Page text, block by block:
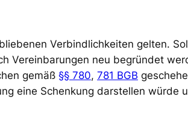
Verbindlichkeiten gelten.
Vereinbarungen neu begründet
gemäß §§ 780, 781 BGB
eine Schenkung darstellen würde